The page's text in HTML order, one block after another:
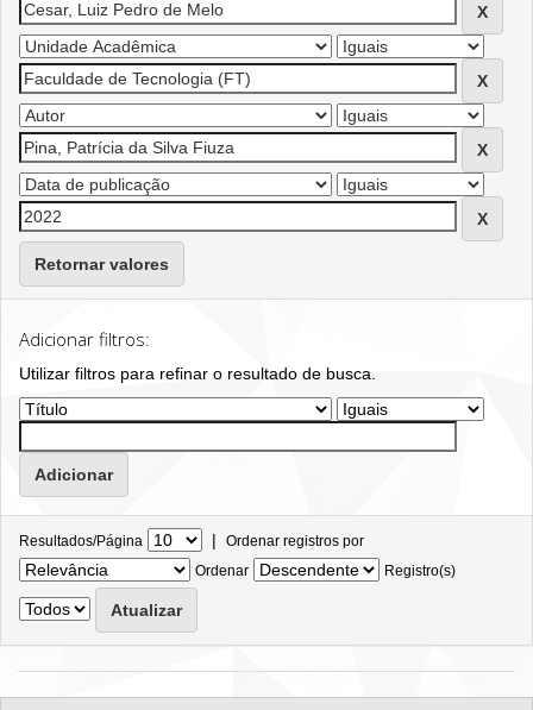
Retornar valores
Adicionar filtros:
Utilizar filtros para refinar o resultado de busca.
Resultados/Página | Ordenar registros por
Ordenar
Registro(s)